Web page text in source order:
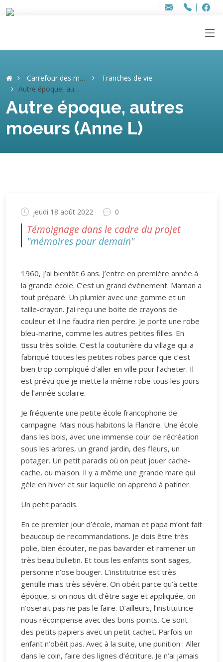
Adresse
info..hâthe..
Tel.
Tel.
Carrefour des mémoires
Tranches de vie
Autre époque, autres moeurs (Anne L)
Autre époque, autres
moeurs (Anne L)
jeudi 18 août 2022 0
Témoignage dans le cadre du projet
"mémoires pour demain"
1960, j’ai bientôt 6 ans. J’entre en première année à
la grande école. C’est un grand événement. Maman a
tout préparé. Un plumier avec une gomme et un
taille-crayon. J’ai reçu une boite de crayons de
couleur et il ne faudra rien perdre. Je porte une robe
bleu-marine, comme les autres petites filles. En
tissu très solide. C’est la couturière du village qui a
fabriqué toutes les petites robes parce que c’est
bien trop compliqué d’aller en ville pour l’acheter. Il
est prévu que je mette la même robe tous les jours
de l’année scolaire.
Je fréquente une petite école francophone de
campagne. Mais nous habitons la Flandre. Une école
dans les bois, avec une immense cour de récréation
sous les arbres, un grand jardin, des fleurs, un
potager. Un petit paradis où on peut jouer cache-
cache, ou maison. Il y a même une grande mare qui
gèle en hiver et sur laquelle on apprend à patiner.
Un petit paradis.
En ce premier jour d’école, maman et papa m’ont fait
beaucoup de recommandations. Je dois être très
polie, bien écouter, ne pas bavarder et ramener un
très beau bulletin. Et tous les enfants sont sages,
personne n’ose bouger. L’institutrice est très
gentille mais très sévère. On obéit parce qu’à cette
époque, si on nous dit d’être sage et appliquée, on
n’oserait pas ne pas le faire. D’ailleurs, l’institutrice
nous récompense avec des bons points. Ce sont
des petits papiers avec un petit cachet. Parfois un
enfant n’obéit pas. Avec à la suite, une punition : Aller
dans le coin, faire des lignes d’écriture. Je n’ai jamais